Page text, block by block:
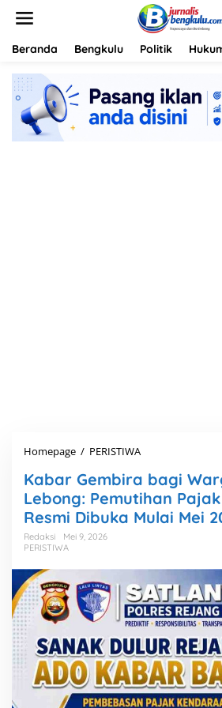
Beranda Bengkulu Politik
Homepage / PERISTIWA
b
a
r
G
r
a
b
a
g
i
W
a
Kabar Gembira bagi
Lebong: Pemutihan
Resmi Dibuka Mulai Mei
Redaksi
Mei 9, 2026
PERISTIWA